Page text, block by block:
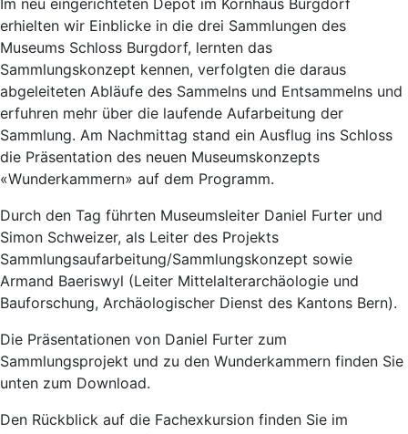
erhielten wir Einblicke in die drei Sammlungen des
Museums Schloss Burgdorf, lernten das
Sammlungskonzept kennen, verfolgten die daraus
abgeleiteten Abläufe des Sammelns und Entsammelns und
erfuhren mehr über die laufende Aufarbeitung der
Sammlung. Am Nachmittag stand ein Ausflug ins Schloss
die Präsentation des neuen Museumskonzepts
«Wunderkammern» auf dem Programm.
Durch den Tag führten Museumsleiter Daniel Furter und
Simon Schweizer, als Leiter des Projekts
Sammlungsaufarbeitung/Sammlungskonzept sowie
Armand Baeriswyl (Leiter Mittelalterarchäologie und
Bauforschung, Archäologischer Dienst des Kantons Bern).
Die Präsentationen von Daniel Furter zum
Sammlungsprojekt und zu den Wunderkammern finden Sie
unten zum Download.
Den Rückblick auf die Fachexkursion finden Sie im